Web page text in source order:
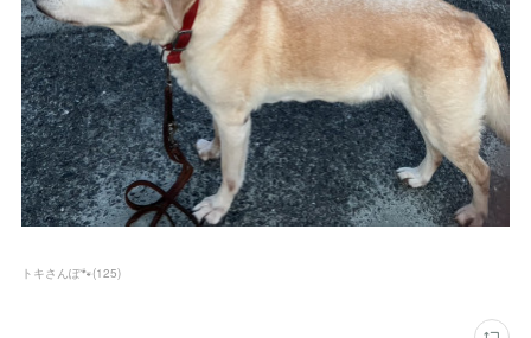
トキさんぽ🐾(125)